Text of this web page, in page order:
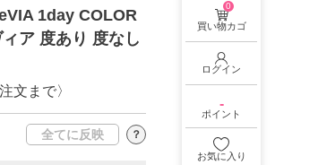
1day COLOR
ア 度あり 度なし
文まで〉
全てに反映 ？
0
買い物カゴ
ログイン
-
ポイント
お気に入り